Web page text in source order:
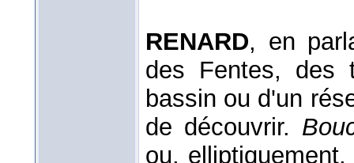
RENARD, en
des Fentes, des
bassin ou d'un
de découvrir.
ou,